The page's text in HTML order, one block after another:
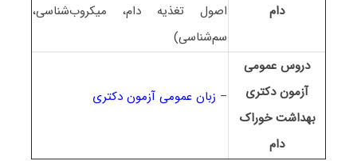
دام
اصول تغذیه دام، میکروب‌شناسی،
سم‌شناسی)
دروس عمومی
آزمون دکتری
ﺑﻬﺪاﺷﺖ ﺧﻮراک
دام
– زبان عمومی آزمون دکتری